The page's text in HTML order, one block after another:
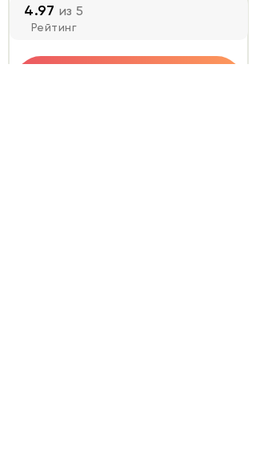
4.97 из 5
Рейтинг